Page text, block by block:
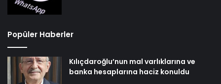
Popüler Haberler
Kılıçdaroğlu’nun mal varlıklarına ve
banka hesaplarına haciz konuldu